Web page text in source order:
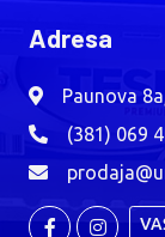
Adresa
Paunova
(381) 069